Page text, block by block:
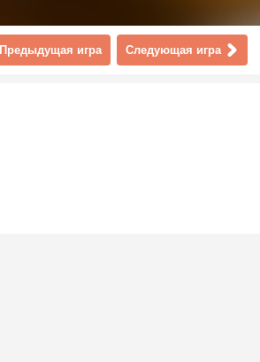
Предыдущая игра Следующая игра